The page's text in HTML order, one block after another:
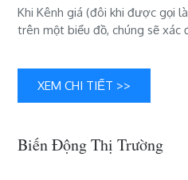
giao
dịch
Khi Kênh giá (đôi khi được gọi
trên một biểu đồ, chúng sẽ
XEM CHI TIẾT >>
Biến Động Thị Trường